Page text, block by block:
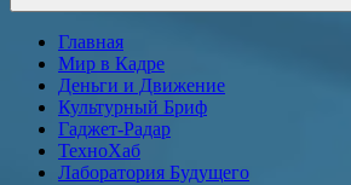
Главная
Мир в Кадре
Деньги и Движение
Культурный Бриф
Гаджет-Радар
ТехноХаб
Лаборатория Будущего